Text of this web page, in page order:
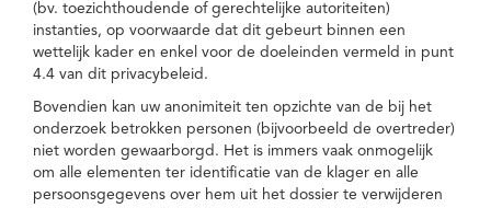
(bv. toezichthoudende of gerechtelijke autoriteiten)
instanties, op voorwaarde dat dit gebeurt binnen een
wettelijk kader en enkel voor de doeleinden vermeld in punt
4.4 van dit privacybeleid.
Bovendien kan uw anonimiteit ten opzichte van de bij het
onderzoek betrokken personen (bijvoorbeeld de overtreder)
niet worden gewaarborgd. Het is immers vaak onmogelijk
om alle elementen ter identificatie van de klager en alle
persoonsgegevens over hem uit het dossier te verwijderen